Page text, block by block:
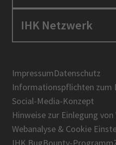
Berufszugang
Über uns
Positionen
Presse
IHK-Magazin
IHK Netzwerk
BIHK
DIHK
AHK
IHK-Standortportal
ImpressumDatenschutz
Informationspflichten zum
Social-Media-Konzept
Hinweise zur Einlegung
Webanalyse & Cookie